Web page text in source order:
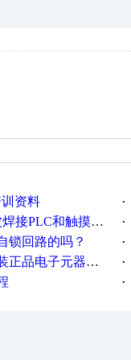
资料 ·
PLC和触摸屏程序
·
锁回路的吗？
·
元器件，价格怎么样
·
·